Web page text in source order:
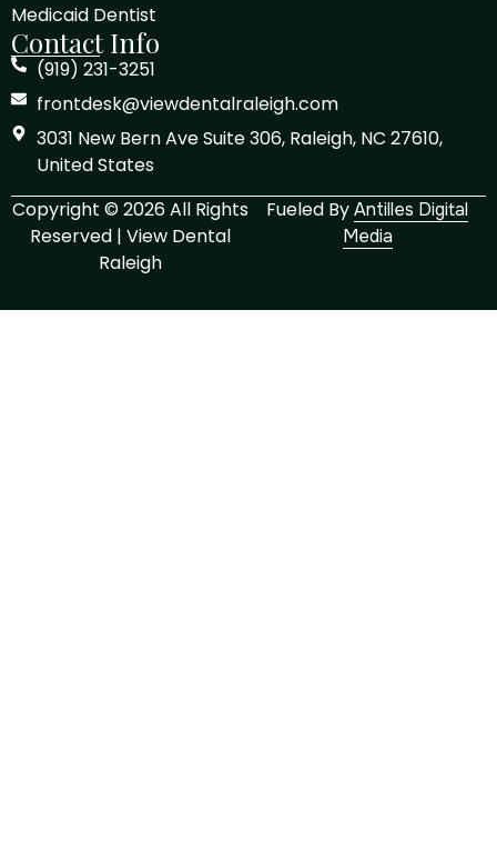
Medicaid Dentist
Contact Info
(919) 231-3251
frontdesk@viewdentalraleigh.com
3031 New Bern Ave Suite 306, Raleigh, NC 27610,
United States
Copyright © 2026 All Rights
Reserved | View Dental
Raleigh
Fueled ByAntilles Digital
Media